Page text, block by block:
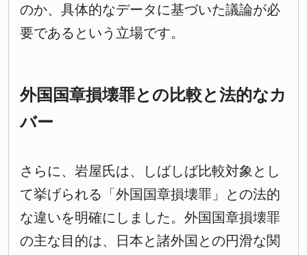
のか、具体的なデータに基づいた議論が必
要であるという立場です。
外国国章損壊罪との比較と法的なカ
バー
さらに、岩屋氏は、しばしば比較対象とし
て挙げられる「外国国章損壊罪」との法的
な違いを明確にしました。外国国章損壊罪
の主な目的は、日本と諸外国との円滑な関